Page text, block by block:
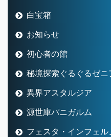
白宝箱
お知らせ
初心者の館
秘境探索ぐるぐるゼニ
異界アスタルジア
源世庫パニガルム
フェスタ・インフェル